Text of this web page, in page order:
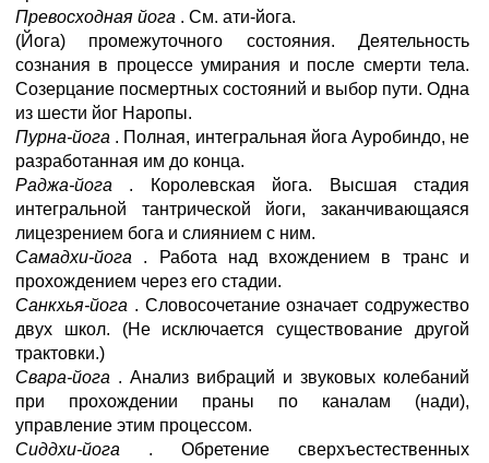
Превосходная йога . См. ати-йога.
(Йога) промежуточного состояния. Деятельность
сознания в процессе умирания и после смерти тела.
Созерцание посмертных состояний и выбор пути. Одна
из шести йог Наропы.
Пурна-йога . Полная, интегральная йога Ауробиндо, не
разработанная им до конца.
Раджа-йога . Королевская йога. Высшая стадия
интегральной тантрической йоги, заканчивающаяся
лицезрением бога и слиянием с ним.
Самадхи-йога . Работа над вхождением в транс и
прохождением через его стадии.
Санкхья-йога . Словосочетание означает содружество
двух школ. (Не исключается существование другой
трактовки.)
Свара-йога . Анализ вибраций и звуковых колебаний
при прохождении праны по каналам (нади),
управление этим процессом.
Сиддхи-йога . Обретение сверхъестественных